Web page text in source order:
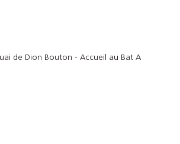
de Dion Bouton - Accueil au Bat A